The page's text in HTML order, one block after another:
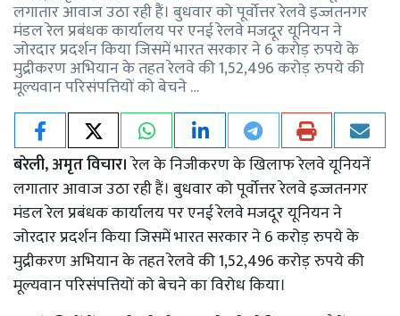
लगातार आवाज उठा रही हैं। बुधवार को पूर्वोत्तर रेलवे इज्जतनगर
मंडल रेल प्रबंधक कार्यालय पर एनई रेलवे मजदूर यूनियन ने
जोरदार प्रदर्शन किया जिसमें भारत सरकार ने 6 करोड़ रुपये के
मुद्रीकरण अभियान के तहत रेलवे की 1,52,496 करोड़ रुपये की
मूल्यवान परिसंपत्तियों को बेचने …
बरेली, अमृत विचार।रेल के निजीकरण के खिलाफ रेलवे यूनियनें
लगातार आवाज उठा रही हैं। बुधवार को पूर्वोत्तर रेलवे इज्जतनगर
मंडल रेल प्रबंधक कार्यालय पर एनई रेलवे मजदूर यूनियन ने
जोरदार प्रदर्शन किया जिसमें भारत सरकार ने 6 करोड़ रुपये के
मुद्रीकरण अभियान के तहत रेलवे की 1,52,496 करोड़ रुपये की
मूल्यवान परिसंपत्तियों को बेचने का विरोध किया।